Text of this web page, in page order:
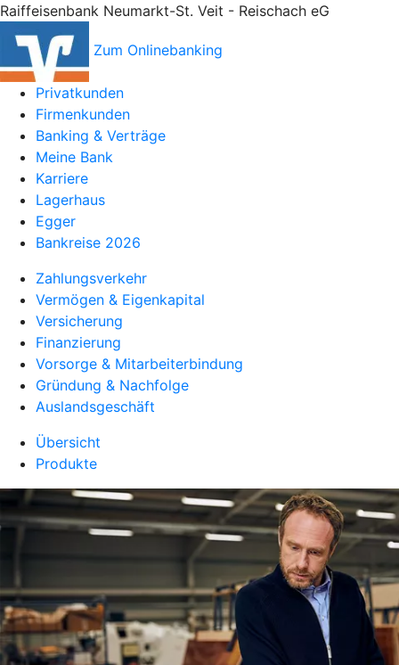
Raiffeisenbank Neumarkt-St. Veit - Reischach eG
Zum Onlinebanking
Privatkunden
Firmenkunden
Banking & Verträge
Meine Bank
Karriere
Lagerhaus
Egger
Bankreise 2026
Zahlungsverkehr
Vermögen & Eigenkapital
Versicherung
Finanzierung
Vorsorge & Mitarbeiterbindung
Gründung & Nachfolge
Auslandsgeschäft
Übersicht
Produkte